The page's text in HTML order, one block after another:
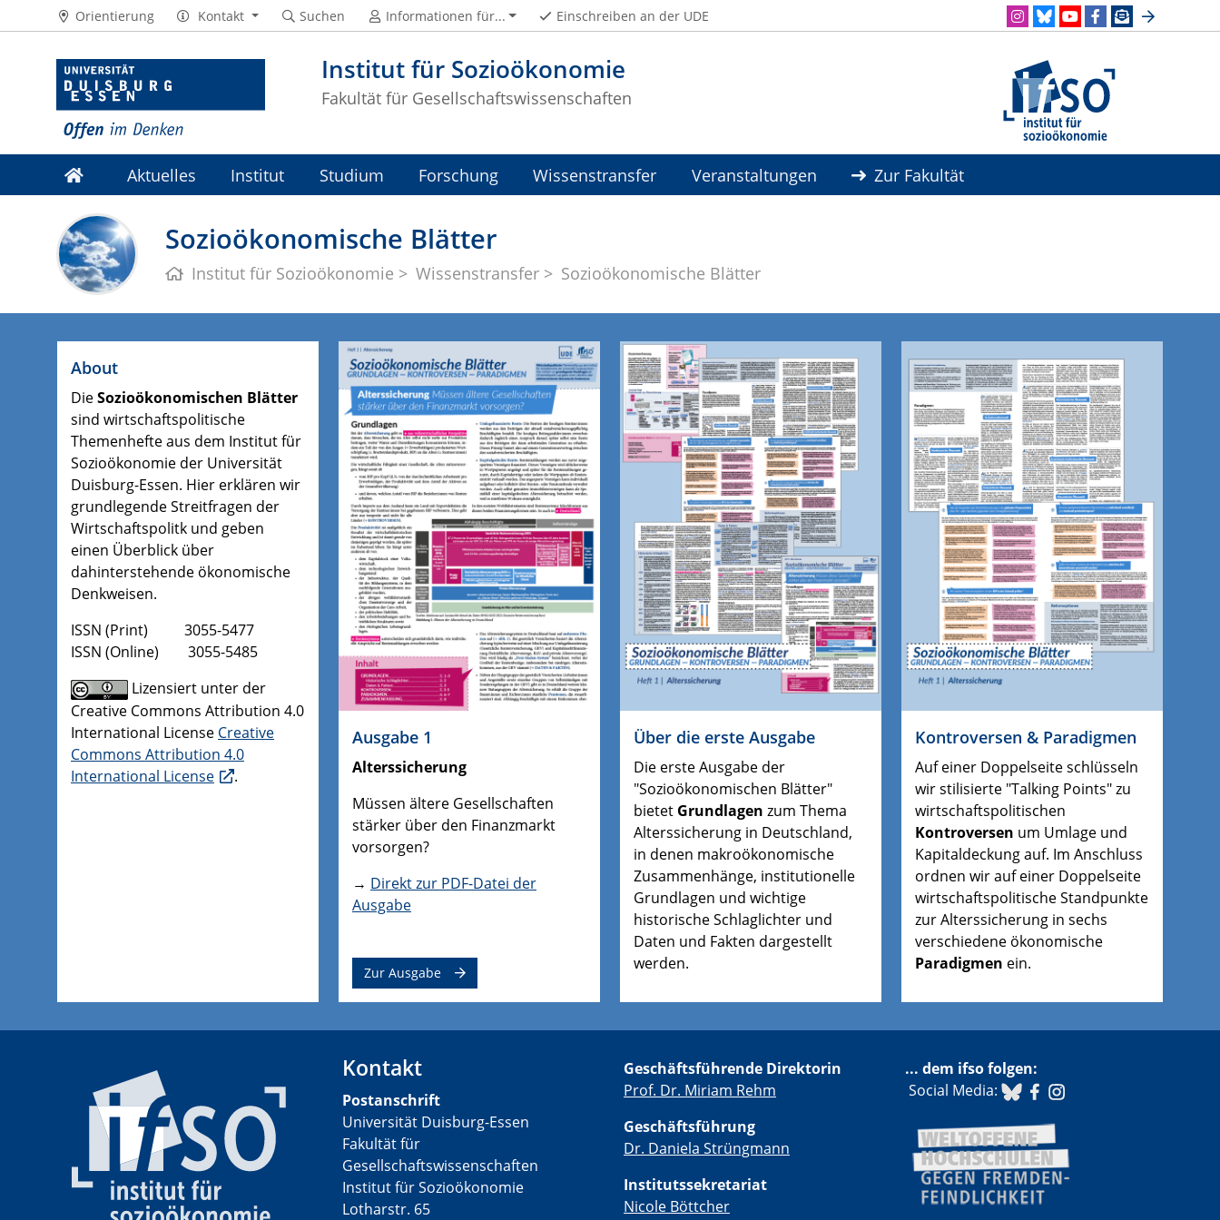
Institut für Sozioökonomie
Fakultät für Gesellschaftswissenschaften
Orientierung Kontakt Suchen Informationen für... Einschreiben an der UDE
Aktuelles Institut Studium Forschung Wissenstransfer Veranstaltungen Zur Fakultät
Sozioökonomische Blätter
Institut für Sozioökonomie Wissenstransfer Sozioökonomische Blätter
About
DieSozioökonomischen Blätter
sind wirtschaftspolitische
Themenhefte aus dem Institut für
Sozioökonomie der Universität
Duisburg-Essen. Hier erklären wir
grundlegende Streitfragen der
Wirtschaftspolitk und geben
einen Überblick über
dahinterstehende ökonomische
Denkweisen.
ISSN (Print) 3055-5477
ISSN (Online) 3055-5485
Lizensiert unter der
Creative Commons Attribution 4.0
International License Creative
Commons Attribution 4.0
International License
.
Ausgabe 1
Alterssicherung
Müssen ältere Gesellschaften
stärker über den Finanzmarkt
vorsorgen?
→ Direkt zur PDF-Datei der
Ausgabe
Zur Ausgabe
Über die erste Ausgabe
Die erste Ausgabe der
"Sozioökonomischen Blätter"
bietet Grundlagen zum Thema
Alterssicherung in Deutschland,
in denen makroökonomische
Zusammenhänge, institutionelle
Grundlagen und wichtige
historische Schlaglichter und
Daten und Fakten dargestellt
werden.
Kontroversen & Paradigmen
Auf einer Doppelseite schlüsseln
wir stilisierte "Talking Points" zu
wirtschaftspolitischen
Kontroversen um Umlage und
Kapitaldeckung auf. Im Anschluss
ordnen wir auf einer Doppelseite
wirtschaftspolitische Standpunkte
zur Alterssicherung in sechs
verschiedene ökonomische
Paradigmen ein.
Kontakt
Postanschrift
Universität Duisburg-Essen
Fakultät für
Gesellschaftswissenschaften
Institut für Sozioökonomie
Lotharstr. 65
Geschäftsführende Direktorin
Prof. Dr. Miriam Rehm
Geschäftsführung
Dr. Daniela Strüngmann
Institutssekretariat
Nicole Böttcher
... dem ifso folgen:
​ Social Media: